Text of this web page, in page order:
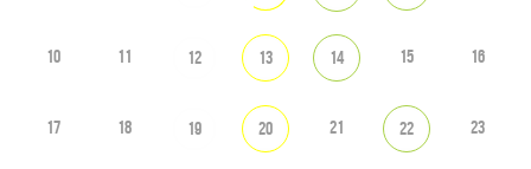
10 11 12 13 14 15 16
17 18 19 20 21 22 23